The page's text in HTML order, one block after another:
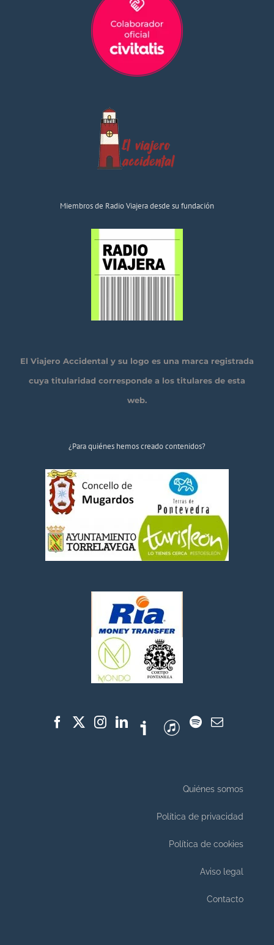
Miembros de Radio Viajera desde su fundación
El Viajero Accidental y su logo es una marca registrada
cuya titularidad corresponde a los titulares de esta
web.
¿Para quiénes hemos creado contenidos?
Quiénes somos
Política de privacidad
Política de cookies
Aviso legal
Contacto